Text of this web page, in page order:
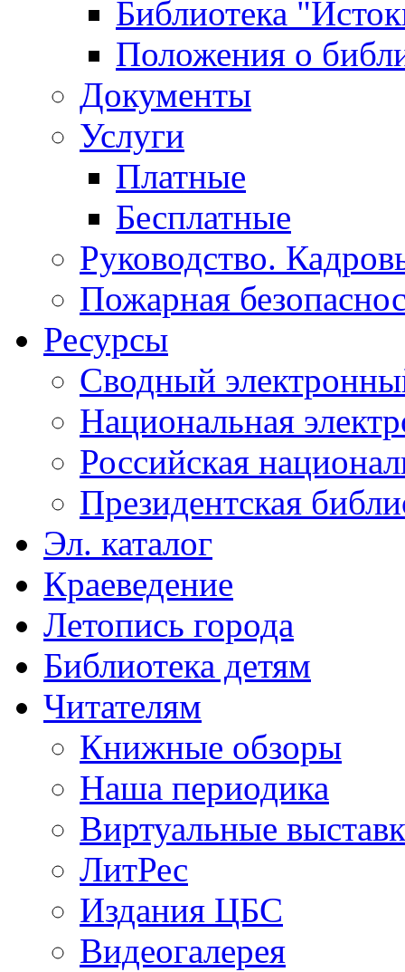
Библиотека
Положения о
Документы
Услуги
Платные
Бесплатные
Руководство.
Пожарная
Ресурсы
Сводный
Национальная
Российская
Президентская
Эл. каталог
Краеведение
Летопись города
Библиотека детям
Читателям
Книжные обзоры
Наша периодика
Виртуальные
ЛитРес
Издания ЦБС
Видеогалерея